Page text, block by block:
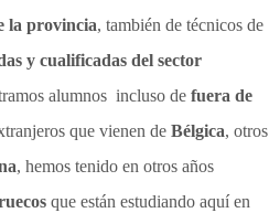
la provincia, también de técnicos de
y cualificadas del sector
alumnos incluso de fuera de
que vienen de Bélgica, otros
, hemos tenido en otros años
que están estudiando aquí en